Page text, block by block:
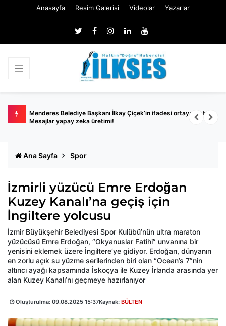
Anasayfa Resim Galerisi Videolar Yazarlar
Menderes Belediye Başkanı İlkay Çiçek’in ifadesi ortaya çıktı:
Mesajlar yapay zeka üretimi!
Ana Sayfa Spor
İzmirli yüzücü Emre Erdoğan
Kuzey Kanalı’na geçiş için
İngiltere yolcusu
İzmir Büyükşehir Belediyesi Spor Kulübü’nün ultra maraton
yüzücüsü Emre Erdoğan, “Okyanuslar Fatihi” unvanına bir
yenisini eklemek üzere İngiltere’ye gidiyor. Erdoğan, dünyanın
en zorlu açık su yüzme serilerinden biri olan “Ocean’s 7”nin
altıncı ayağı kapsamında İskoçya ile Kuzey İrlanda arasında yer
alan Kuzey Kanalı’nı geçmeye hazırlanıyor
Oluşturulma: 09.08.2025 15:37Kaynak: BÜLTEN